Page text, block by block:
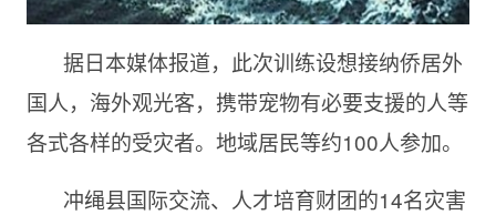
据日本媒体报道，此次训练设想接纳侨居外
国人，海外观光客，携带宠物有必要支援的人等
各式各样的受灾者。地域居民等约100人参加。
冲绳县国际交流、人才培育财团的14名灾害